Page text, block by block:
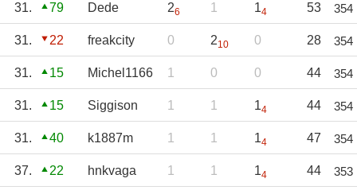
31. 79 Dede 26 1 14 53 354
31. 22 freakcity 0 210 0 28 354
31. 15 Michel1166 1 0 0 44 354
31. 15 Siggison 1 1 14 44 354
31. 40 k1887m 1 1 14 47 354
37. 22 hnkvaga 1 1 14 44 353